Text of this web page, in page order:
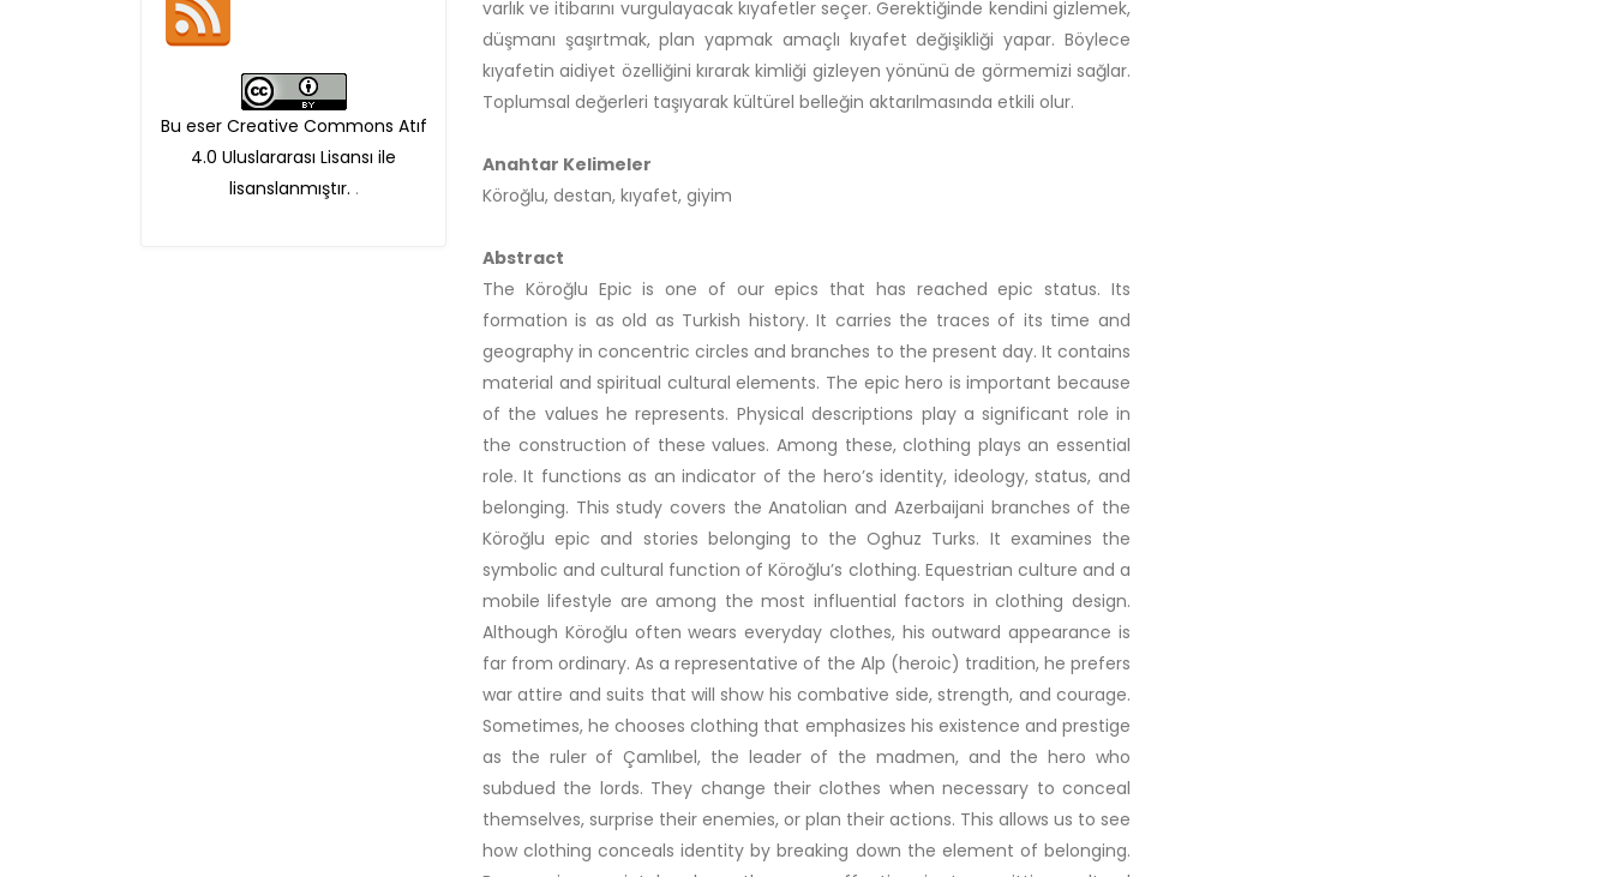
Bu eser Creative Commons Atıf
4.0 Uluslararası Lisansı ile
lisanslanmıştır. .
varlık ve itibarını vurgulayacak kıyafetler seçer. Gerektiğinde kendini gizlemek,
düşmanı şaşırtmak, plan yapmak amaçlı kıyafet değişikliği yapar. Böylece
kıyafetin aidiyet özelliğini kırarak kimliği gizleyen yönünü de görmemizi sağlar.
Toplumsal değerleri taşıyarak kültürel belleğin aktarılmasında etkili olur.
Anahtar Kelimeler
Köroğlu, destan, kıyafet, giyim
Abstract
The Köroğlu Epic is one of our epics that has reached epic status. Its
formation is as old as Turkish history. It carries the traces of its time and
geography in concentric circles and branches to the present day. It contains
material and spiritual cultural elements. The epic hero is important because
of the values he represents. Physical descriptions play a significant role in
the construction of these values. Among these, clothing plays an essential
role. It functions as an indicator of the hero’s identity, ideology, status, and
belonging. This study covers the Anatolian and Azerbaijani branches of the
Köroğlu epic and stories belonging to the Oghuz Turks. It examines the
symbolic and cultural function of Köroğlu’s clothing. Equestrian culture and a
mobile lifestyle are among the most influential factors in clothing design.
Although Köroğlu often wears everyday clothes, his outward appearance is
far from ordinary. As a representative of the Alp (heroic) tradition, he prefers
war attire and suits that will show his combative side, strength, and courage.
Sometimes, he chooses clothing that emphasizes his existence and prestige
as the ruler of Çamlıbel, the leader of the madmen, and the hero who
subdued the lords. They change their clothes when necessary to conceal
themselves, surprise their enemies, or plan their actions. This allows us to see
how clothing conceals identity by breaking down the element of belonging.